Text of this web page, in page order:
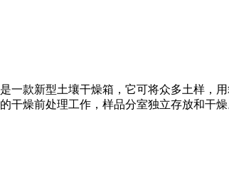
一款新型土壤干燥箱，它可将众多土样，
燥前处理工作，样品分室独立存放和干